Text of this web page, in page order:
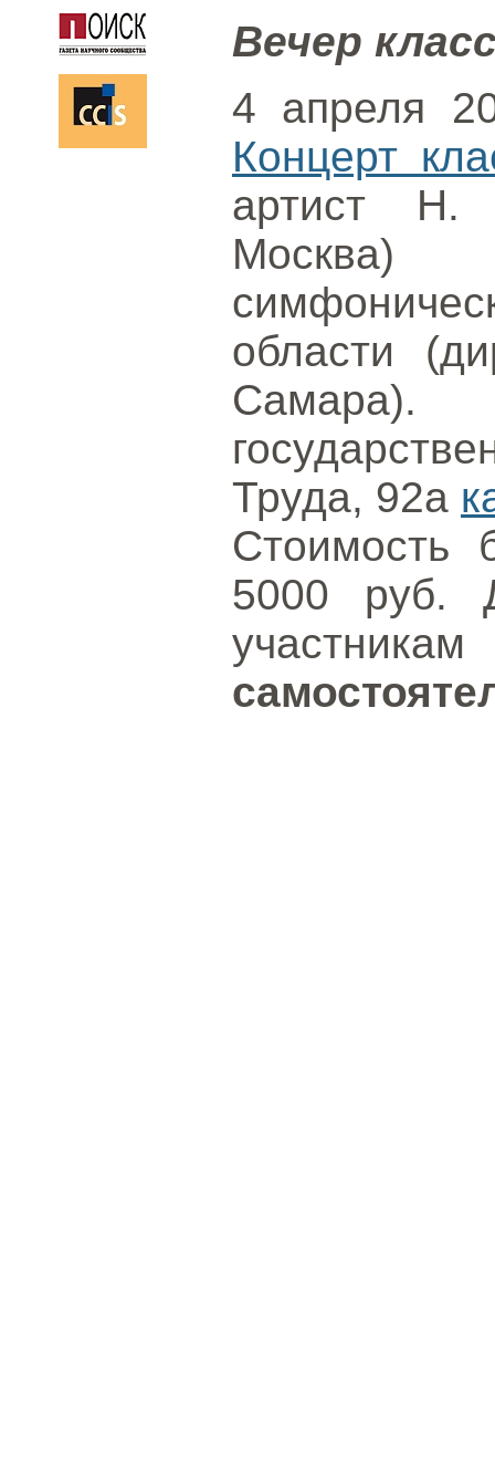
Вечер
4 апреля
Концерт
артист Н.
Москва)
области
Труда, 92а
Стоимость
5000 руб.